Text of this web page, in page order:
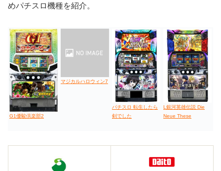
めパチスロ機種を紹介。
G1優駿倶楽部2
マジカルハロウィン7
パチスロ 転生したら
剣でした
L銀河英雄伝説 Die
Neue These